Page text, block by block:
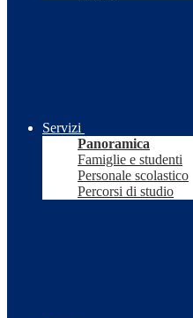
Servizi
Panoramica
Famiglie e studenti
Personale scolastico
Percorsi di studio